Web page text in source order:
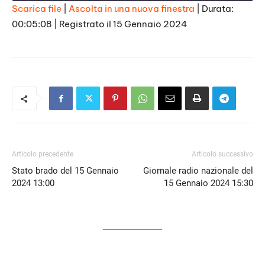
SHARE
Scarica file Ascolta in una nuova finestra
Durata:
00:05:08
Registrato il 15 Gennaio 2024
Articolo precedente
Stato brado del 15 Gennaio
2024 13:00
Articolo successivo
Giornale radio nazionale del
15 Gennaio 2024 15:30